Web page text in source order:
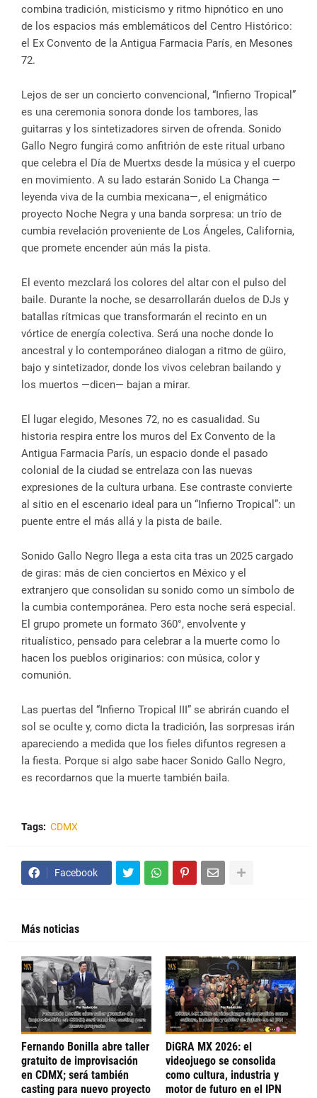
combina tradición, misticismo y ritmo hipnótico en uno
de los espacios más emblemáticos del Centro Histórico:
el Ex Convento de la Antigua Farmacia París, en Mesones
72.
Lejos de ser un concierto convencional, “Infierno Tropical”
es una ceremonia sonora donde los tambores, las
guitarras y los sintetizadores sirven de ofrenda. Sonido
Gallo Negro fungirá como anfitrión de este ritual urbano
que celebra el Día de Muertxs desde la música y el cuerpo
en movimiento. A su lado estarán Sonido La Changa —
leyenda viva de la cumbia mexicana—, el enigmático
proyecto Noche Negra y una banda sorpresa: un trío de
cumbia revelación proveniente de Los Ángeles, California,
que promete encender aún más la pista.
El evento mezclará los colores del altar con el pulso del
baile. Durante la noche, se desarrollarán duelos de DJs y
batallas rítmicas que transformarán el recinto en un
vórtice de energía colectiva. Será una noche donde lo
ancestral y lo contemporáneo dialogan a ritmo de güiro,
bajo y sintetizador, donde los vivos celebran bailando y
los muertos —dicen— bajan a mirar.
El lugar elegido, Mesones 72, no es casualidad. Su
historia respira entre los muros del Ex Convento de la
Antigua Farmacia París, un espacio donde el pasado
colonial de la ciudad se entrelaza con las nuevas
expresiones de la cultura urbana. Ese contraste convierte
al sitio en el escenario ideal para un “Infierno Tropical”: un
puente entre el más allá y la pista de baile.
Sonido Gallo Negro llega a esta cita tras un 2025 cargado
de giras: más de cien conciertos en México y el
extranjero que consolidan su sonido como un símbolo de
la cumbia contemporánea. Pero esta noche será especial.
El grupo promete un formato 360°, envolvente y
ritualístico, pensado para celebrar a la muerte como lo
hacen los pueblos originarios: con música, color y
comunión.
Las puertas del “Infierno Tropical III” se abrirán cuando el
sol se oculte y, como dicta la tradición, las sorpresas irán
apareciendo a medida que los fieles difuntos regresen a
la fiesta. Porque si algo sabe hacer Sonido Gallo Negro,
es recordarnos que la muerte también baila.
Tags: CDMX
Facebook
Más noticias
Fernando Bonilla abre taller
gratuito de improvisación
en CDMX; será también
casting para nuevo proyecto
DiGRA MX 2026: el
videojuego se consolida
como cultura, industria y
motor de futuro en el IPN